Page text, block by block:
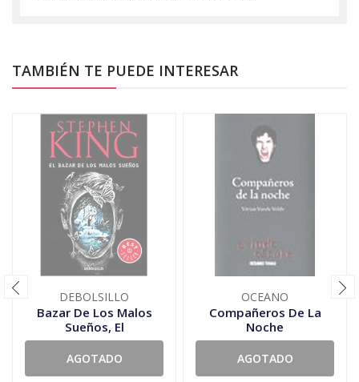
TAMBIÉN TE PUEDE INTERESAR
DEBOLSILLO
Bazar De Los Malos
Sueños, El
AGOTADO
OCEANO
Compañeros De La
Noche
AGOTADO